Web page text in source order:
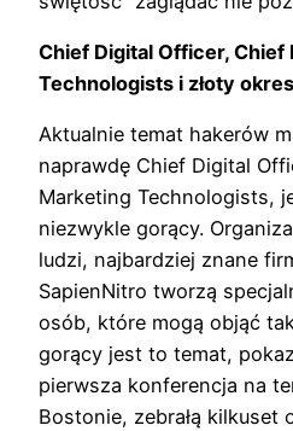
Chief Digital Officer, Chief
Technologists i złoty
Aktualnie temat hakerów
naprawdę Chief Digital
Marketing Technologists,
niezwykle gorący.
ludzi, najbardziej znane
SapienNitro tworzą
osób, które mogą objąć
gorący jest to temat,
pierwsza konferencja na
Bostonie, zebrałą kilkuset